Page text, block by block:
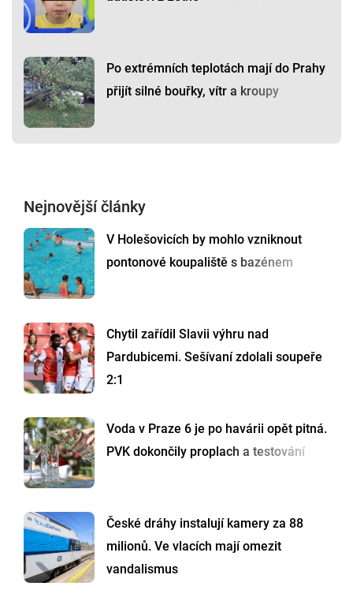
Po extrémních teplotách mají do Prahy
přijít silné bouřky, vítr a kroupy
Nejnovější články
V Holešovicích by mohlo vzniknout
pontonové koupaliště s bazénem
Chytil zařídil Slavii výhru nad
Pardubicemi. Sešívaní zdolali soupeře
2:1
Voda v Praze 6 je po havárii opět pitná.
PVK dokončily proplach a testování
České dráhy instalují kamery za 88
milionů. Ve vlacích mají omezit
vandalismus